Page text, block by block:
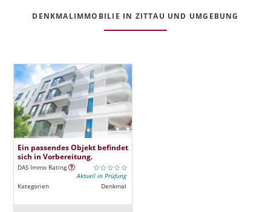
DENKMALIMMOBILIE IN ZITTAU UND UMGEBUNG
Ein passendes Objekt befindet
sich in Vorbereitung.
DAS Immo Rating
Aktuell in Prüfung
Kategorien
Denkmal